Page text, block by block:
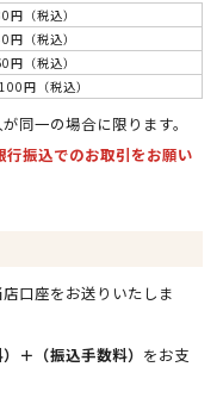
円（税込）
円（税込）
円（税込）
円（税込）
同一の場合に限ります。
振込でのお取引をお願い
口座をお送りいたしま
＋（振込手数料） をお支